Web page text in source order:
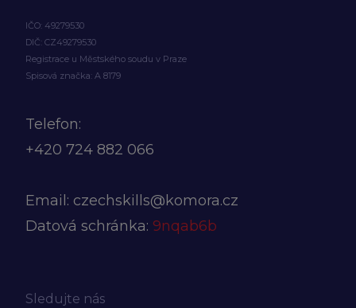
IČO: 49279530
DIČ: CZ49279530
Registrace u Městského soudu v Praze
Spisová značka: A 8179
Telefon:
+420 724 882 066
Email: czechskills@komora.cz
Datová schránka: 9nqab6b
Sledujte nás